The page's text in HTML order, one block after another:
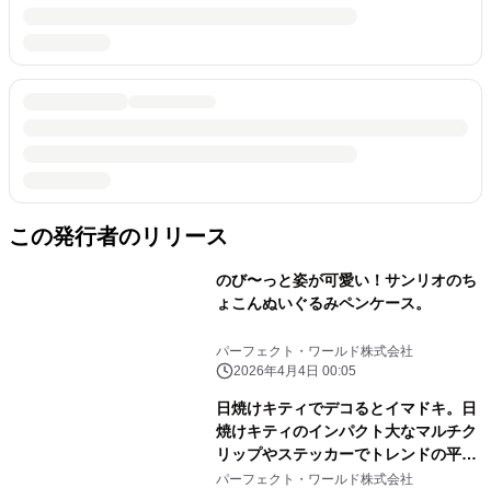
この発行者のリリース
のび〜っと姿が可愛い！サンリオのち
ょこんぬいぐるみペンケース。
パーフェクト・ワールド株式会社
2026年4月4日 00:05
日焼けキティでデコるとイマドキ。日
焼けキティのインパクト大なマルチク
リップやステッカーでトレンドの平成
レトロ感ばっちりです。
パーフェクト・ワールド株式会社